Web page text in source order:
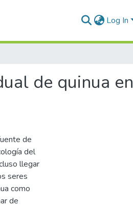
Log In
de quinua en
de
del
llegar
seres
como
de